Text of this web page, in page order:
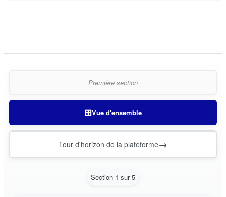
Première section
⊞Vue d'ensemble
Tour d'horizon de la plateforme→
Section 1 sur 5